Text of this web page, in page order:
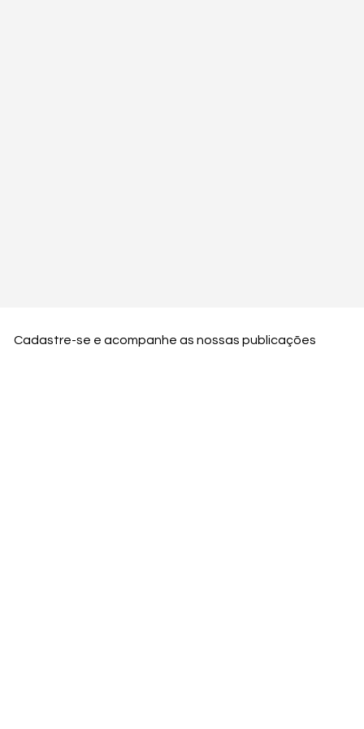
Cadastre-se e acompanhe as nossas publicações